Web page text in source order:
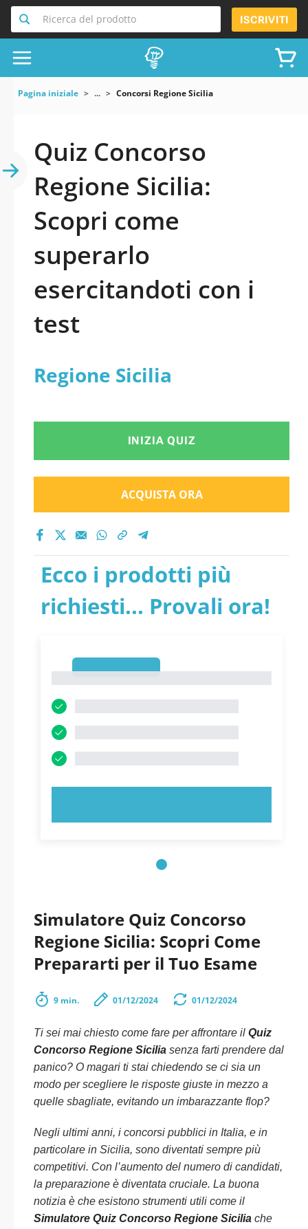
Ricerca del prodotto ISCRIVITI
Pagina iniziale ... Concorsi Regione Sicilia
Quiz Concorso
Regione Sicilia:
Scopri come
superarlo
esercitandoti con i
test
Regione Sicilia
INIZIA QUIZ
ACQUISTA ORA
Ecco i prodotti più
richiesti... Provali ora!
Simulatore Quiz Concorso
Regione Sicilia: Scopri Come
Prepararti per il Tuo Esame
9 min. 01/12/2024 01/12/2024
Ti sei mai chiesto come fare per affrontare il Quiz
Concorso Regione Sicilia senza farti prendere dal
panico? O magari ti stai chiedendo se ci sia un
modo per scegliere le risposte giuste in mezzo a
quelle sbagliate, evitando un imbarazzante flop?
Negli ultimi anni, i concorsi pubblici in Italia, e in
particolare in Sicilia, sono diventati sempre più
competitivi. Con l’aumento del numero di candidati,
la preparazione è diventata cruciale. La buona
notizia è che esistono strumenti utili come il
Simulatore Quiz Concorso Regione Sicilia che